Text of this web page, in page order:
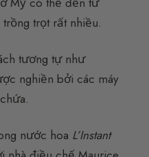
trọt rất nhiều.
tương tự như
nghiền bởi các máy
nước hoa L’Instant